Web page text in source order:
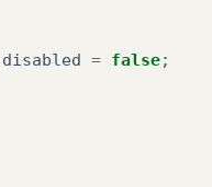
disabled = false;